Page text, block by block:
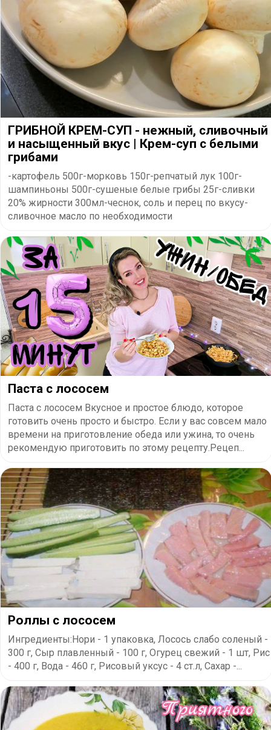
ГРИБНОЙ КРЕМ-СУП - нежный, сливочный
и насыщенный вкус | Крем-суп с белыми
грибами
-картофель 500г-морковь 150г-репчатый лук 100г-
шампиньоны 500г-сушеные белые грибы 25г-сливки
20% жирности 300мл-чеснок, соль и перец по вкусу-
сливочное масло по необходимости
Паста с лососем
Паста с лососем Вкусное и простое блюдо, которое
готовить очень просто и быстро. Если у вас совсем мало
времени на приготовление обеда или ужина, то очень
рекомендую приготовить по этому рецепту.Рецеп...
Роллы с лососем
Ингредиенты:Нори - 1 упаковка, Лосось слабо соленый -
300 г, Сыр плавленный - 100 г, Огурец свежий - 1 шт, Рис
- 400 г, Вода - 460 г, Рисовый уксус - 4 ст.л, Сахар -...